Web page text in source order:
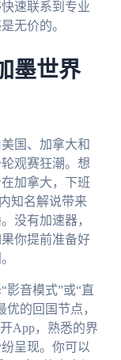
速联系到专业
无价的。
墨世界
国、加拿大和
观赛狂潮。想
加拿大，下班
知名解说带来
没有加速器，
你提前准备好
影音模式”或“直
的回国节点，
App，熟悉的界
呈现。你可以